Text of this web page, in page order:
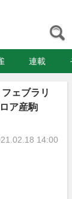
連載
ェブラリ
ア産駒
14:00